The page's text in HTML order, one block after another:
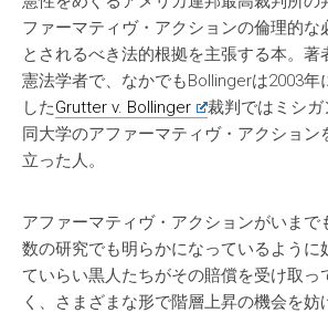
ファーマティヴ・アクションの倫理的な
とされるべき法的根拠を主張する本。著
憲法学者で、なかでもBollingerは2003年
したGrutter v. Bollinger
裁判ではミシ
同大学のアファーマティヴ・アクション
立った人。
アファーマティヴ・アクションがいまで
数の研究でも明らかになっているように
ていらい黒人たちがその賠償を受け取っ
く、さまざまな形で階層上昇の機会を妨